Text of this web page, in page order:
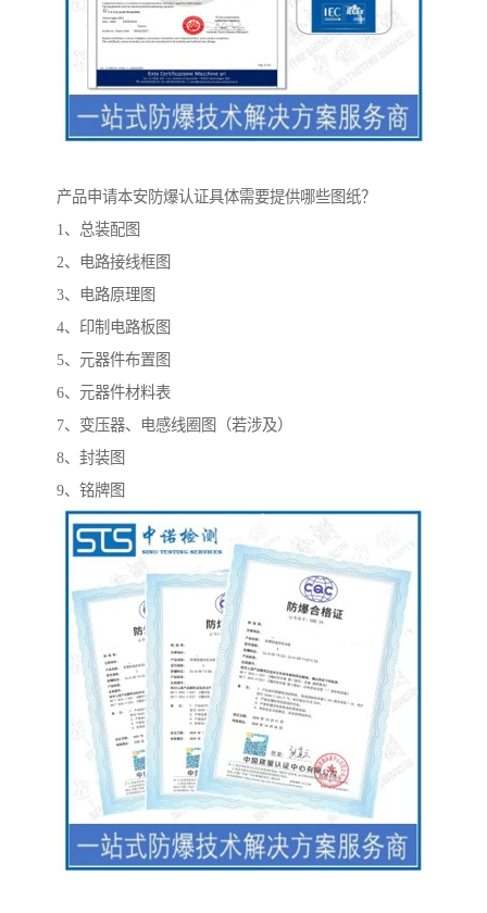
产品申请本安防爆认证具体需要提供哪些图纸？
1、总装配图
2、电路接线框图
3、电路原理图
4、印制电路板图
5、元器件布置图
6、元器件材料表
7、变压器、电感线圈图（若涉及）
8、封装图
9、铭牌图